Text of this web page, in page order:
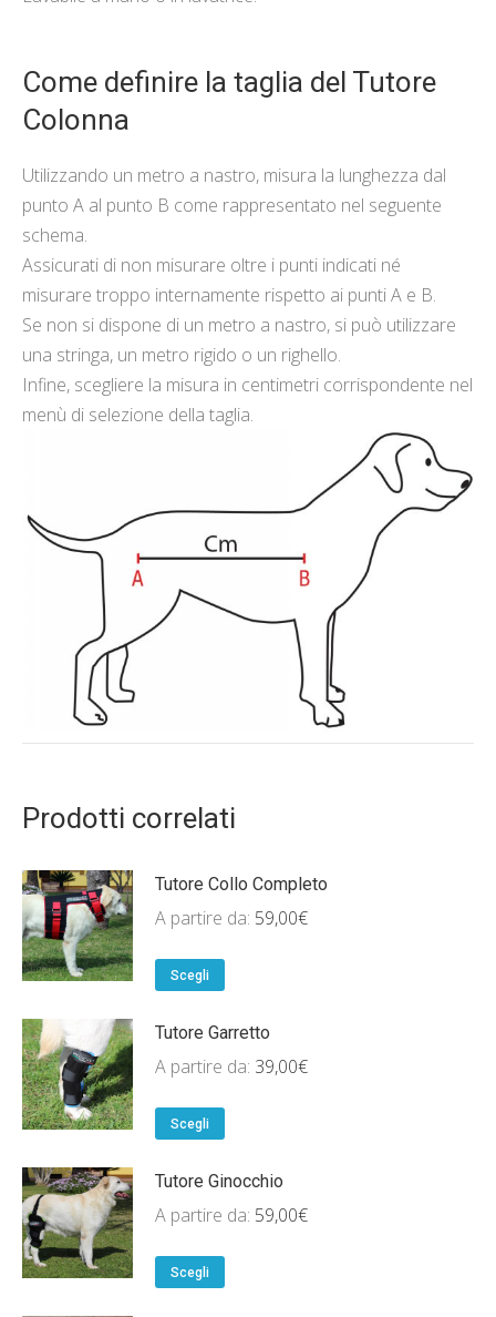
Come definire la taglia del Tutore
Colonna
Utilizzando un metro a nastro, misura la lunghezza dal
punto A al punto B come rappresentato nel seguente
schema.
Assicurati di non misurare oltre i punti indicati né
misurare troppo internamente rispetto ai punti A e B.
Se non si dispone di un metro a nastro, si può utilizzare
una stringa, un metro rigido o un righello.
Infine, scegliere la misura in centimetri corrispondente nel
menù di selezione della taglia.
Prodotti correlati
Tutore Collo Completo
A partire da: 59,00€
Scegli
Tutore Garretto
A partire da: 39,00€
Scegli
Tutore Ginocchio
A partire da: 59,00€
Scegli